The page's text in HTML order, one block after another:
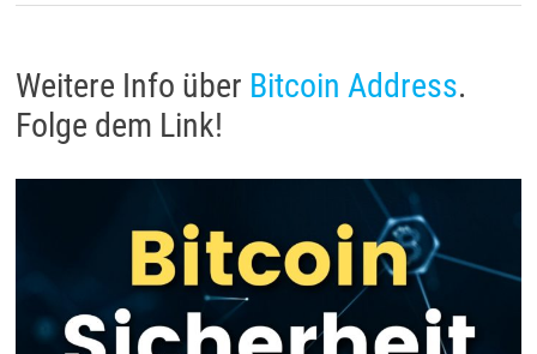
Weitere Info über Bitcoin Address.
Folge dem Link!